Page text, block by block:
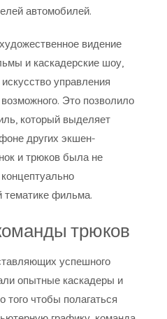
автомобилей.
видение
и каскадерские шоу,
управления
Это позволило
который выделяет
других экшен-
и трюков была не
тематике фильма.
трюков
успешного
опытные каскадеры и
чтобы полагаться